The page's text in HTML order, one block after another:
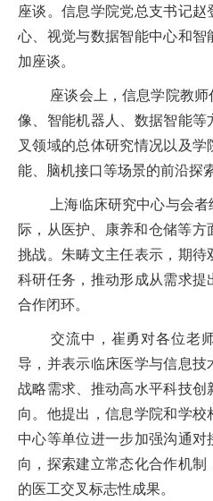
座谈。 信息学院党总支书记赵
心、视觉与数据智能中心和智
加座谈。
座谈会上，信息学院教
像、智能机器人、数据智能等
叉领域的总体研究情况以及
能、脑机接口等场景的前沿探
上海临床研究中心与会
际，从医护、康养和仓储等
挑战。朱畴文主任表示，期待
科研任务，推动形成从需求提
合作闭环。
交流中，崔勇对各位老
导，并表示临床医学与信息技
战略需求、推动高水平科技
向。他提出，信息学院和学
中心等单位进一步加强沟通
向，探索建立常态化合作机
的医工交叉标志性成果。